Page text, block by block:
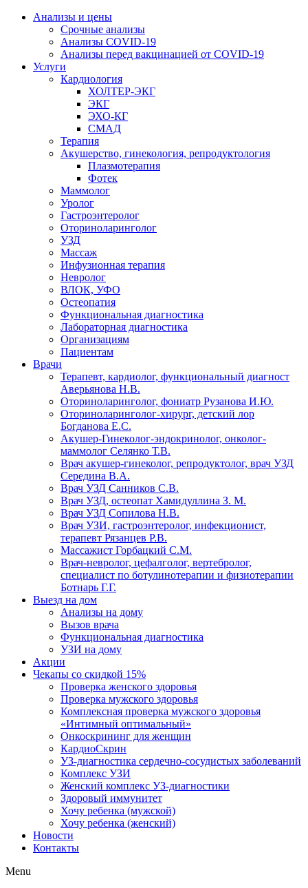
Анализы и цены
Срочные анализы
Анализы COVID-19
Анализы перед вакцинацией от COVID-19
Услуги
Кардиология
ХОЛТЕР-ЭКГ
ЭКГ
ЭХО-КГ
СМАД
Терапия
Акушерство, гинекология, репродуктология
Плазмотерапия
Фотек
Маммолог
Уролог
Гастроэнтеролог
Оториноларинголог
УЗД
Массаж
Инфузионная терапия
Невролог
ВЛОК, УФО
Остеопатия
Функциональная диагностика
Лабораторная диагностика
Организациям
Пациентам
Врачи
Терапевт, кардиолог, функциональный диагност
Аверьянова Н.В.
Оториноларинголог, фониатр Рузанова И.Ю.
Оториноларинголог-хирург, детский лор
Богданова Е.С.
Акушер-Гинеколог-эндокринолог, онколог-
маммолог Селянко Т.В.
Врач акушер-гинеколог, репродуктолог, врач УЗД
Середина В.А.
Врач УЗД Санников С.В.
Врач УЗД, остеопат Хамидуллина З. М.
Врач УЗД Сопилова Н.В.
Врач УЗИ, гастроэнтеролог, инфекционист,
терапевт Рязанцев Р.В.
Массажист Горбацкий С.М.
Врач-невролог, цефалголог, вертебролог,
специалист по ботулинотерапии и физиотерапии
Ботнарь Г.Г.
Выезд на дом
Анализы на дому
Вызов врача
Функциональная диагностика
УЗИ на дому
Акции
Чекапы со скидкой 15%
Проверка женского здоровья
Проверка мужского здоровья
Комплексная проверка мужского здоровья
«Интимный оптимальный»
Онкоcкрининг для женщин
КардиоСкрин
УЗ-диагностика сердечно-сосудистых заболеваний
Комплекс УЗИ
Женский комплекс УЗ-диагностики
Здоровый иммунитет
Хочу ребенка (мужской)
Хочу ребенка (женский)
Новости
Контакты
Menu